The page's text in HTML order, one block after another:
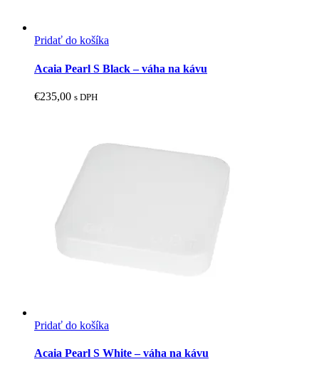
Pridať do košíka
Acaia Pearl S Black – váha na kávu
€235,00 s DPH
Pridať do košíka
Acaia Pearl S White – váha na kávu